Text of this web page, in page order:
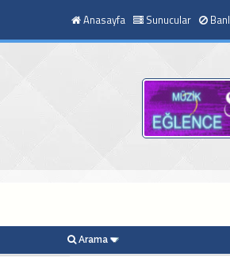
Anasayfa Sunucular
Arama